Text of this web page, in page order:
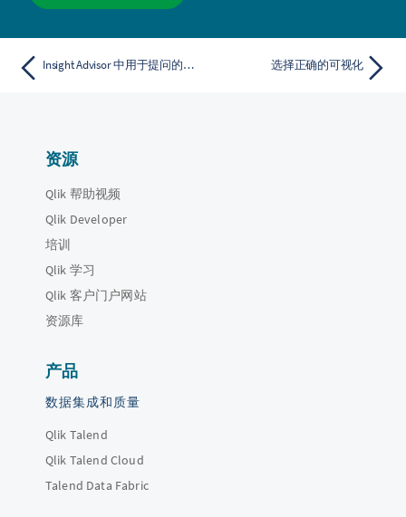
Insight Advisor 中用于提问的最佳实践 选择正确的可视化
资源
Qlik 帮助视频
Qlik Developer
培训
Qlik 学习
Qlik 客户门户网站
资源库
产品
数据集成和质量
Qlik Talend
Qlik Talend Cloud
Talend Data Fabric